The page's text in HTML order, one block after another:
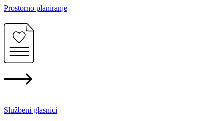
Prostorno planiranje
Službeni glasnici